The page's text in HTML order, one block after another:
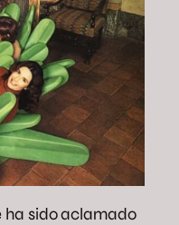
ha sido aclamado